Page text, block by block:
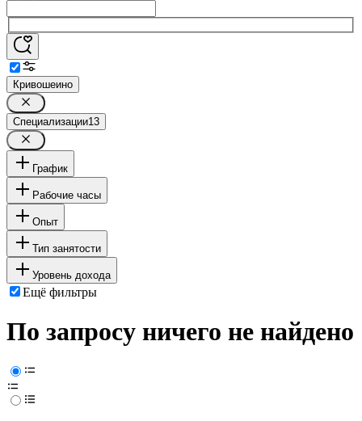
Кривошеино
Специализации13
График
Рабочие часы
Опыт
Тип занятости
Уровень дохода
Ещё фильтры
По запросу ничего не найдено